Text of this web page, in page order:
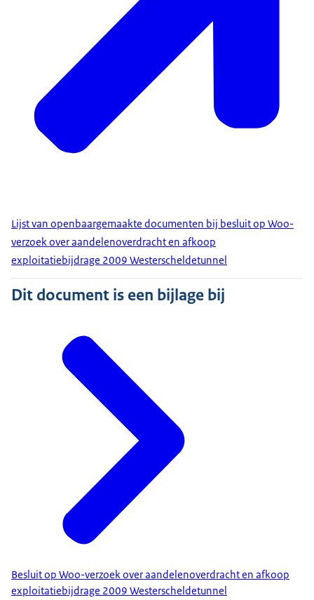
Lijst van openbaargemaakte documenten bij besluit op Woo-
verzoek over aandelenoverdracht en afkoop
exploitatiebijdrage 2009 Westerscheldetunnel
Dit document is een bijlage bij
Besluit op Woo-verzoek over aandelenoverdracht en afkoop
exploitatiebijdrage 2009 Westerscheldetunnel